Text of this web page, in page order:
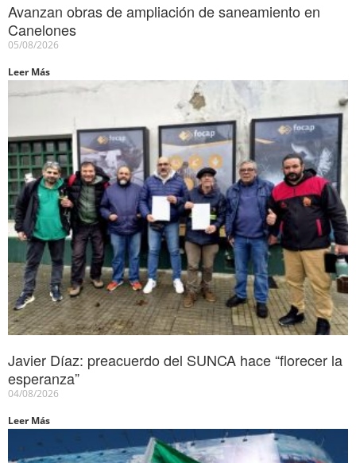
Avanzan obras de ampliación de saneamiento en
Canelones
05/08/2026
Leer Más
Javier Díaz: preacuerdo del SUNCA hace “florecer la
esperanza”
04/08/2026
Leer Más